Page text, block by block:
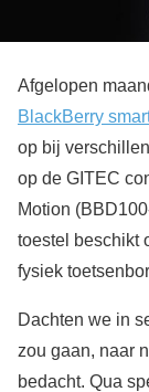
Afgelopen
BlackBerry
op bij
op de GITEC
Motion
toestel beschikt
fysiek
Dachten we in
zou gaan, naar
bedacht. Qua